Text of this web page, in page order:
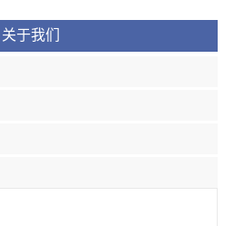
关于我们